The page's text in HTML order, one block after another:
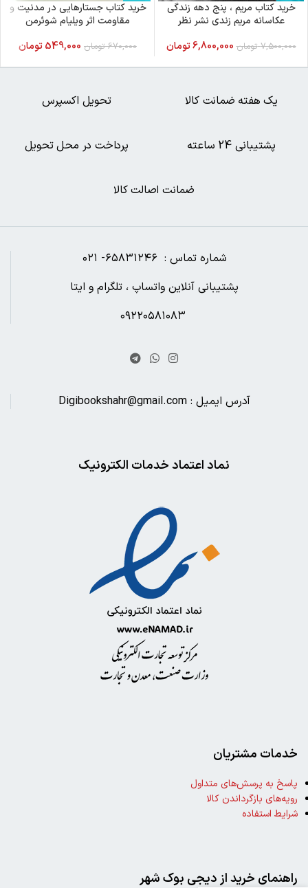
خرید کتاب مریم ، پنج دهه زندگی
عکاسانه مریم زندی نشر نظر
7,500,000 تومان 6,800,000تومان
خرید کتاب جستارهایی در مدنیت و
مقاومت اثر ویلیام شوئرمن
670,000 تومان 549,000تومان
ضمانت اصالت کالا
پرداخت در محل تحویل پشتیبانی 24 ساعته
تحویل اکسپرس یک هفته ضمانت کالا
شماره تماس : ۶۵۸۳۱۲۴۶- ۰۲۱
پشتیبانی آنلاین واتساپ ، تلگرام و ایتا
آدرس ایمیل : Digibookshahr@gmail.com
نماد اعتماد خدمات الکترونیک
خدمات مشتریان
پاسخ به پرسش‌های متداول
رویه‌های بازگرداندن کالا
شرایط استفاده
راهنمای خرید از دیجی بوک شهر
دوزخ